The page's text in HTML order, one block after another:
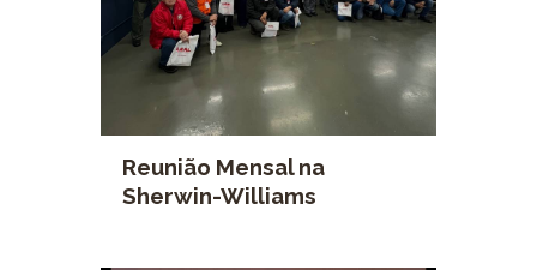
Reunião Mensal na
Sherwin-Williams